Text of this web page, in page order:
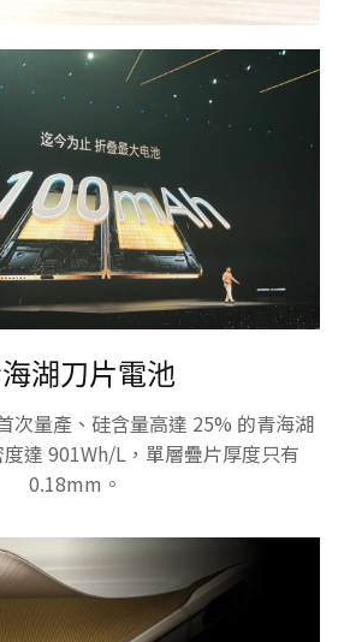
湖刀片電池
次量產、硅含量高達 25% 的青海湖
達 901Wh/L，單層疊片厚度只有
0.18mm。